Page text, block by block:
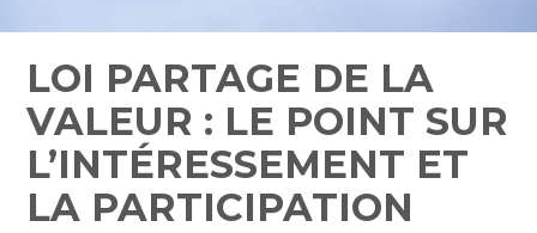
LOI PARTAGE DE LA
VALEUR : LE POINT SUR
L’INTÉRESSEMENT ET
LA PARTICIPATION